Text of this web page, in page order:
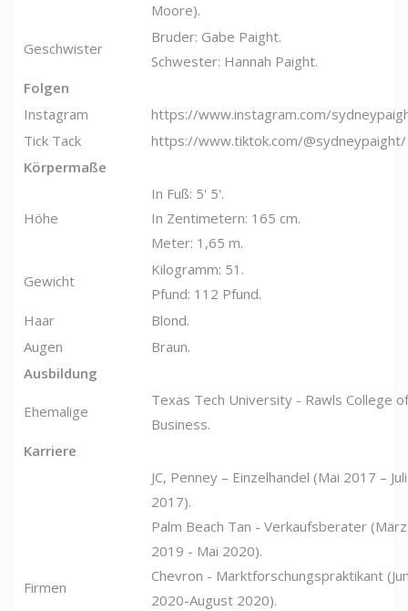
Moore).
Geschwister
Bruder: Gabe Paight.
Schwester: Hannah Paight.
Folgen
Instagram
https://www.instagram.com/
Tick ​​Tack
https://www.tiktok.com/@sydneypaight/
Körpermaße
Höhe
In Fuß: 5' 5'.
In Zentimetern: 165 cm.
Meter: 1,65 m.
Gewicht
Kilogramm: 51.
Pfund: 112 Pfund.
Haar
Blond.
Augen
Braun.
Ausbildung
Ehemalige
Texas Tech University - Rawls College of
Business.
Karriere
Firmen
JC, Penney – Einzelhandel (Mai 2017 – Juli
2017).
Palm Beach Tan - Verkaufsberater (März
2019 - Mai 2020).
Chevron - Marktforschungspraktikant
2020-August 2020).